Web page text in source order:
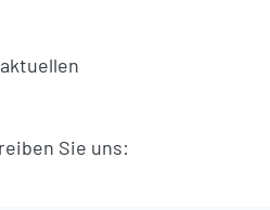
Sie uns: